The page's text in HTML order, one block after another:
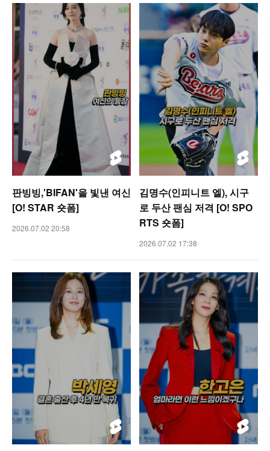
판빙빙,'BIFAN'을 빛낸 여신
[O! STAR 숏폼]
2026.07.02 20:58
김명수(인피니트 엘), 시구
로 두산 팬심 저격 [O! SPO
RTS 숏폼]
2026.07.02 17:38